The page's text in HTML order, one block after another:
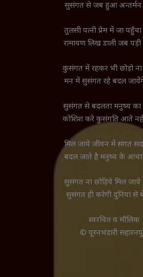
सुसंगत से जब हुआ अन्तर्मन
तुलसी पत्नी प्रेम में जा
रामायण लिख डाली जब
कुसंगत में रहकर भी छोड़ो ना
मन में सुसंगत रहे बदल
सुसंगत से बदलता मनुष्य का
कोशिश करे कुसंगति आते
मिल जाये जीवन में संगत
बदल जाते है मनुष्य के
सुसंगत ना छोड़िये मिल जाये
सुसंगत ही करेगी दुनियां से
स्वरचित व मौलिक
© पूरनभंडारी